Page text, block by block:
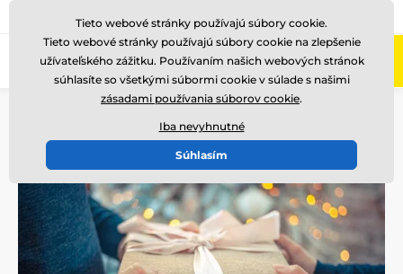
Zavolajte nám (Po-Pi 8-17) +421220255160
Medaily k narodeninám - originálny darček pre každého
Tieto webové stránky používajú súbory cookie.
Tieto webové stránky používajú súbory cookie na zlepšenie
užívateľského zážitku. Používaním našich webových stránok
súhlasíte so všetkými súbormi cookie v súlade s našimi
zásadami používania súborov cookie.
Iba nevyhnutné
Súhlasím